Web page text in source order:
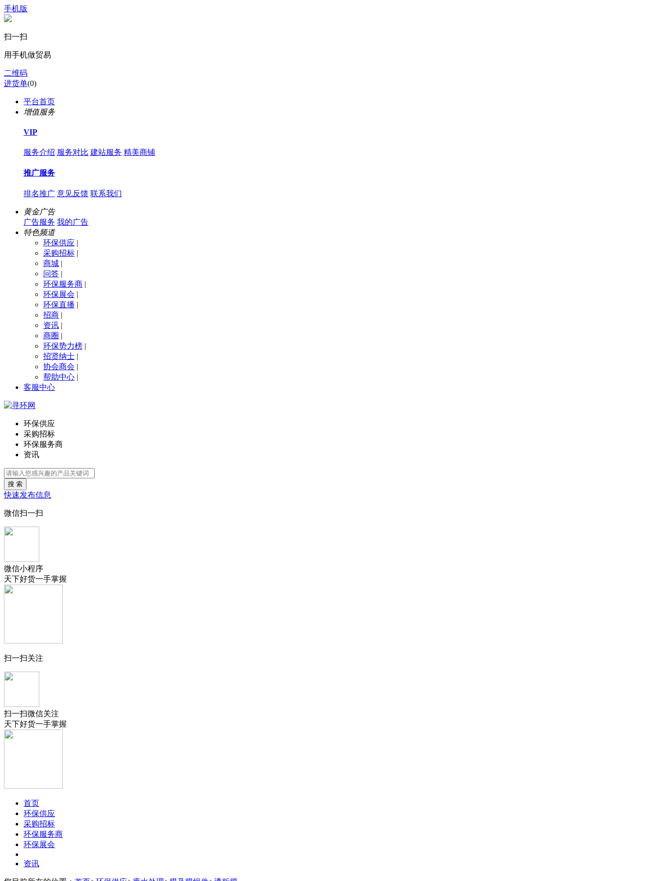
手机版
扫一扫
用手机做贸易
二维码
进货单(0)
平台首页
增值服务
VIP
服务介绍 服务对比 建站服务 精美商铺
推广服务
排名推广 意见反馈 联系我们
黄金广告
广告服务 我的广告
特色频道
环保供应 |
采购招标 |
商城 |
问答 |
环保服务商 |
环保展会 |
环保直播 |
招商 |
资讯 |
商圈 |
环保势力榜 |
招贤纳士 |
协会商会 |
帮助中心 |
客服中心
环保供应
采购招标
环保服务商
资讯
搜 索
快速发布信息
微信扫一扫
微信小程序
天下好货一手掌握
扫一扫关注
扫一扫微信关注
天下好货一手掌握
首页
环保供应
采购招标
环保服务商
环保展会
资讯